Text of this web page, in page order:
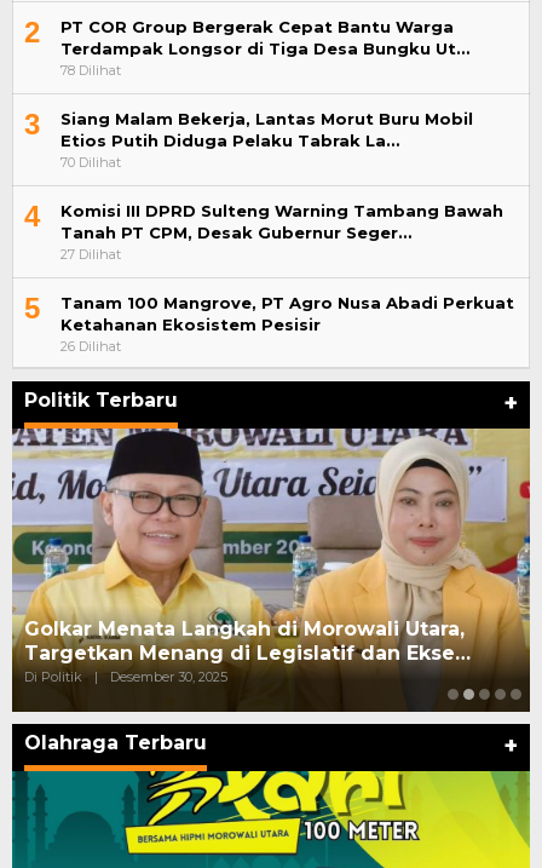
2
PT COR Group Bergerak Cepat Bantu Warga
Terdampak Longsor di Tiga Desa Bungku Ut…
78 Dilihat
3
Siang Malam Bekerja, Lantas Morut Buru Mobil
Etios Putih Diduga Pelaku Tabrak La…
70 Dilihat
4
Komisi III DPRD Sulteng Warning Tambang Bawah
Tanah PT CPM, Desak Gubernur Seger…
27 Dilihat
5
Tanam 100 Mangrove, PT Agro Nusa Abadi Perkuat
Ketahanan Ekosistem Pesisir
26 Dilihat
Politik Terbaru +
Golkar Menata Langkah di Morowali Utara,
Targetkan Menang di Legislatif dan Ekse…
Di Politik | Desember 30, 2025
Olahraga Terbaru +